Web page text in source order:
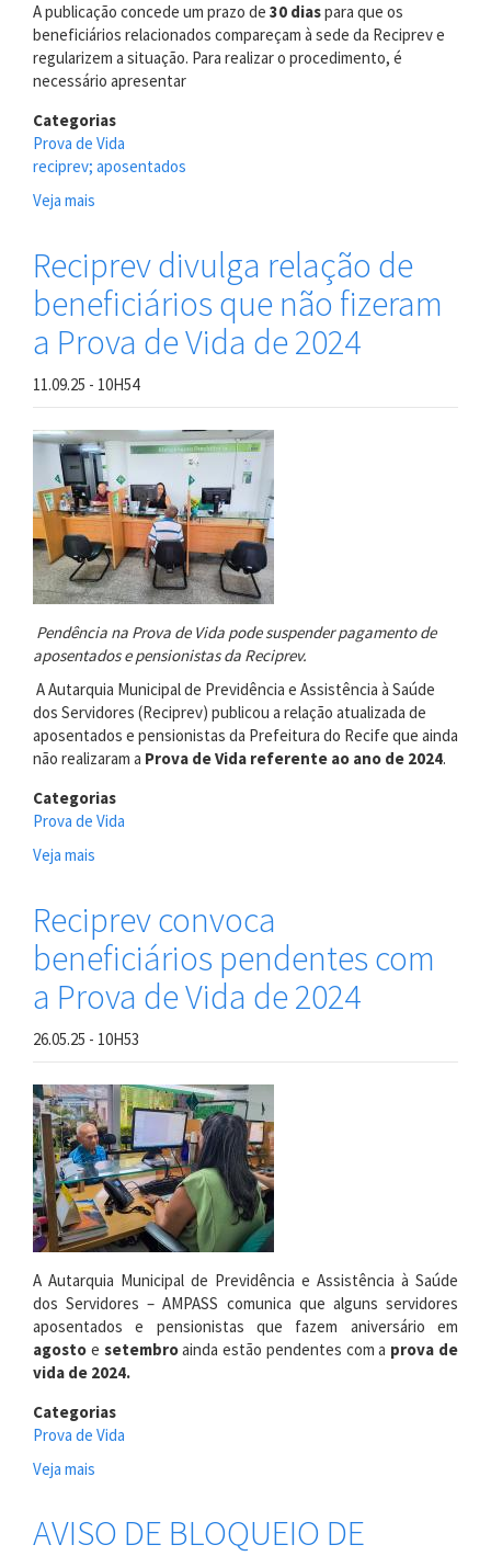
A publicação concede um prazo de 30 diaspara que os
beneficiários relacionados compareçam à sede da Reciprev e
regularizem a situação. Para realizar o procedimento, é
necessário apresentar
Categorias
Prova de Vida
reciprev; aposentados
Veja mais
beneficiários
com
pendências
na
de
Vida
de
2026
Reciprev divulga relação de
beneficiários que não fizeram
a Prova de Vida de 2024
11.09.25 - 10H54
Pendência na Prova de Vida pode suspender pagamento de
aposentados e pensionistas da Reciprev.
A Autarquia Municipal de Previdência e Assistência à Saúde
dos Servidores (Reciprev) publicou a relação atualizada de
aposentados e pensionistas da Prefeitura do Recife que ainda
não realizaram a Prova de Vida referente ao ano de 2024.
Categorias
Prova de Vida
Veja mais
relação
de
beneficiários
que
fizeram
a
Prova
de
Vida
de
2024
Reciprev convoca
beneficiários pendentes com
a Prova de Vida de 2024
26.05.25 - 10H53
A Autarquia Municipal de Previdência e Assistência à Saúde
dos Servidores – AMPASS comunica que alguns servidores
aposentados e pensionistas que fazem aniversário em
agosto e setembroainda estão pendentes com a prova de
vida de 2024.
Categorias
Prova de Vida
Veja mais
beneficiários
AVISO DE BLOQUEIO DE